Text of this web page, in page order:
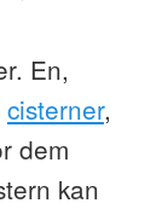
En,
cisterner,
dem
kan